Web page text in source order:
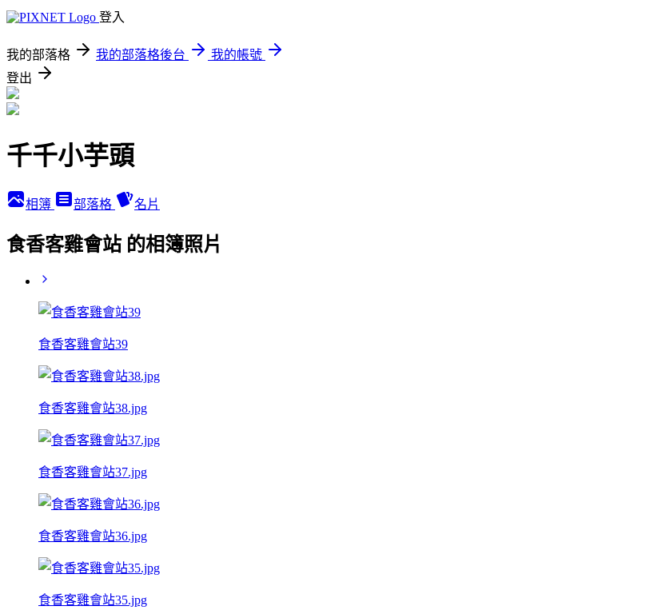
登入
我的部落格 我的部落格後台
我的帳號
登出
千千小芋頭
相簿 部落格 名片
食香客雞會站 的相簿照片
食香客雞會站39
食香客雞會站38.jpg
食香客雞會站37.jpg
食香客雞會站36.jpg
食香客雞會站35.jpg